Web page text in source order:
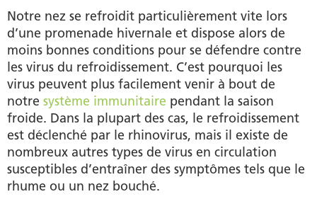
Notre nez se refroidit particulièrement vite lors
d’une promenade hivernale et dispose alors de
moins bonnes conditions pour se défendre contre
les virus du refroidissement. C’est pourquoi les
virus peuvent plus facilement venir à bout de
notre système immunitaire pendant la saison
froide. Dans la plupart des cas, le refroidissement
est déclenché par le rhinovirus, mais il existe de
nombreux autres types de virus en circulation
susceptibles d’entraîner des symptômes tels que le
rhume ou un nez bouché.